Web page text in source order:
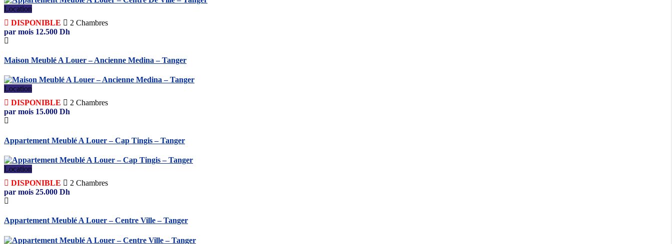
Location
DISPONIBLE
2 Chambres
par mois 12.500 Dh
Maison Meublé A Louer – Ancienne Medina – Tanger
Location
DISPONIBLE
2 Chambres
par mois 15.000 Dh
Appartement Meublé A Louer – Cap Tingis – Tanger
Location
DISPONIBLE
2 Chambres
par mois 25.000 Dh
Appartement Meublé A Louer – Centre Ville – Tanger